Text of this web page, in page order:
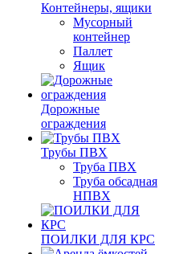
Контейнеры, ящики
Мусорный
контейнер
Паллет
Ящик
Дорожные
ограждения
Трубы ПВХ
Труба ПВХ
Труба обсадная
НПВХ
ПОИЛКИ ДЛЯ КРС